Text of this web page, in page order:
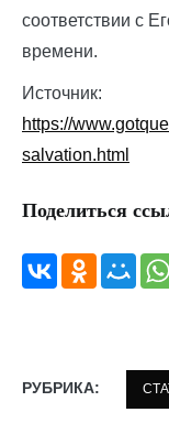
соответствии с
времени.
Источник:
https://
salvation.html
Поделиться
РУБРИКА: